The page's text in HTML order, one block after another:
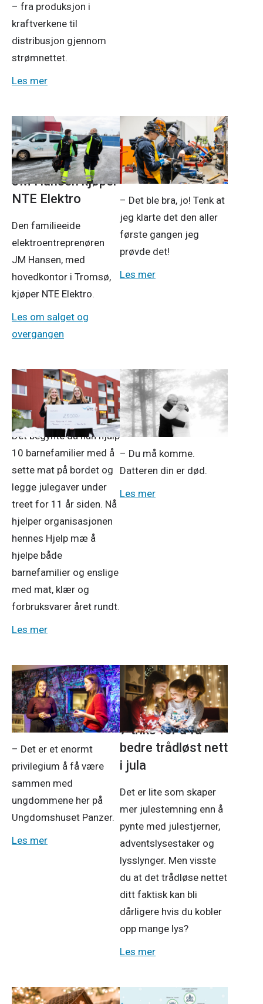
– fra produksjon i
kraftverkene til
distribusjon gjennom
strømnettet.
Les mer
Pressemeldinger
5. jan. 2026
JM Hansen kjøper
NTE Elektro
Den familieeide
elektroentreprenøren
JM Hansen, med
hovedkontor i Tromsø,
kjøper NTE Elektro.
Les om salget og
overgangen
18. des. 2025
Mekking og
mestring
– Det ble bra, jo! Tenk at
jeg klarte det den aller
første gangen jeg
prøvde det!
Les mer
11. des. 2025
Ringer i vannet
Det begynte da hun hjalp
10 barnefamilier med å
sette mat på bordet og
legge julegaver under
treet for 11 år siden. Nå
hjelper organisasjonen
hennes Hjelp mæ å
hjelpe både
barnefamilier og enslige
med mat, klær og
forbruksvarer året rundt.
Les mer
5. des. 2025
Må lære seg å leve
livet på nytt
– Du må komme.
Datteren din er død.
Les mer
28. nov. 2025
Hurra for
ungdommen!
– Det er et enormt
privilegium å få være
sammen med
ungdommene her på
Ungdomshuset Panzer.
Les mer
Tv og internett
24. nov. 2025
7 triks for å få
bedre trådløst nett
i jula
Det er lite som skaper
mer julestemning enn å
pynte med julestjerner,
adventslysestaker og
lysslynger. Men visste
du at det trådløse nettet
ditt faktisk kan bli
dårligere hvis du kobler
opp mange lys?
Les mer
Strøm